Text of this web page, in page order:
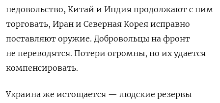
недовольство, Китай и Индия продолжают с ним
торговать, Иран и Северная Корея исправно
поставляют оружие. Добровольцы на фронт
не переводятся. Потери огромны, но их удается
компенсировать.
Украина же истощается — людские резервы